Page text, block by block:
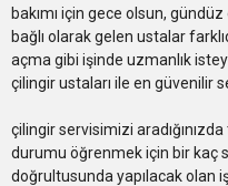
bakımı için gece olsun,
bağlı olarak gelen ustalar
açma gibi işinde uzmanlık
çilingir ustaları ile en güvenilir
çilingir servisimizi
durumu öğrenmek için bir kaç
doğrultusunda yapılacak olan